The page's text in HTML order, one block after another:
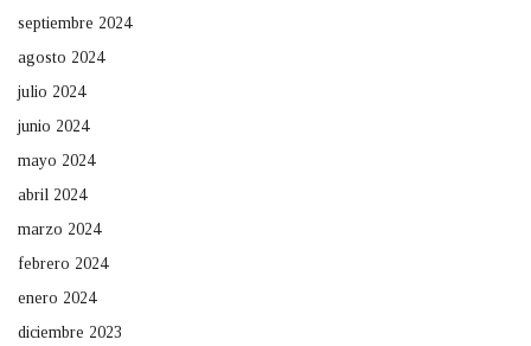
septiembre 2024
agosto 2024
julio 2024
junio 2024
mayo 2024
abril 2024
marzo 2024
febrero 2024
enero 2024
diciembre 2023